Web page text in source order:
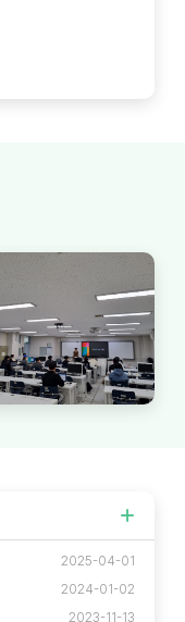
2025-04-01
2024-01-02
2023-11-13